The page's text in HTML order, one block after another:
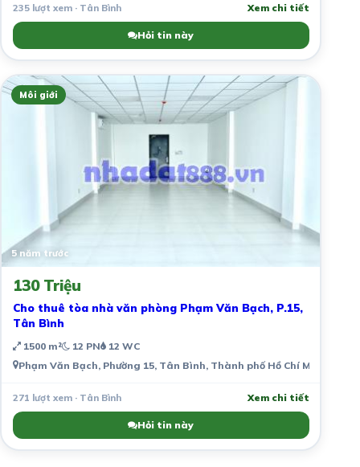
235 lượt xem · Tân Bình Xem chi tiết
Hỏi tin này
Môi giới
5 năm trước
130 Triệu
Cho thuê tòa nhà văn phòng Phạm Văn Bạch, P.15,
Tân Bình
1500 m² 12 PN 12 WC
Phạm Văn Bạch, Phường 15, Tân Bình, Thành phố Hồ Chí Minh, Việt
271 lượt xem · Tân Bình Xem chi tiết
Hỏi tin này